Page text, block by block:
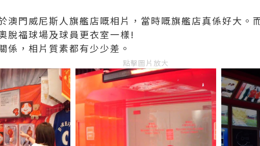
澳門威尼斯人旗艦店嘅相片，當時嘅旗艦店真係好大。
脫福球場及球員更衣室一樣!
係，相片質素都有少少差。
點擊圖片放大